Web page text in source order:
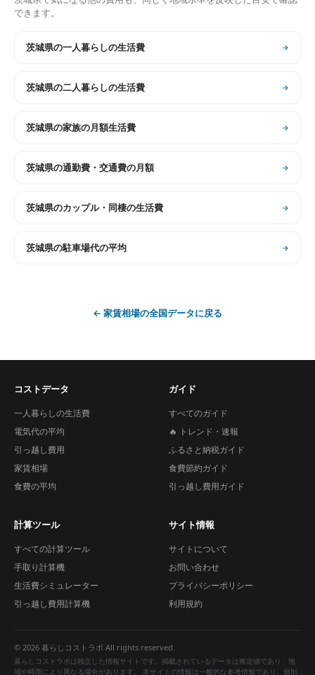
できます。
茨城県の一人暮らしの生活費
茨城県の二人暮らしの生活費
茨城県の家族の月額生活費
茨城県の通勤費・交通費の月額
茨城県のカップル・同棲の生活費
茨城県の駐車場代の平均
← 家賃相場の全国データに戻る
コストデータ
一人暮らしの生活費
電気代の平均
引っ越し費用
家賃相場
食費の平均
ガイド
すべてのガイド
🔥 トレンド・速報
ふるさと納税ガイド
食費節約ガイド
引っ越し費用ガイド
計算ツール
すべての計算ツール
手取り計算機
生活費シミュレーター
引っ越し費用計算機
サイト情報
サイトについて
お問い合わせ
プライバシーポリシー
利用規約
© 2026 暮らしコストラボ All rights reserved.
暮らしコストラボは独立した情報サイトです。掲載されているデータは推定値であり、地
域や時期により異なる場合があります。 本サイトの情報は一般的な参考情報であり、個別